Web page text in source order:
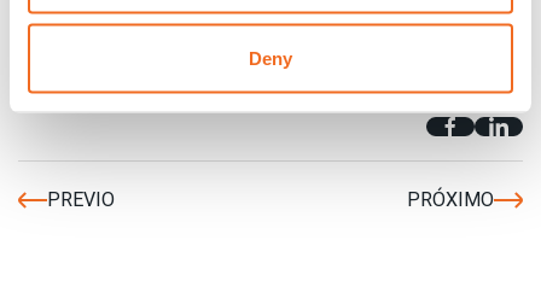
Deny
{{cta('532b36ee-205a-4d91-b6e2-
PREVIO PRÓXIMO